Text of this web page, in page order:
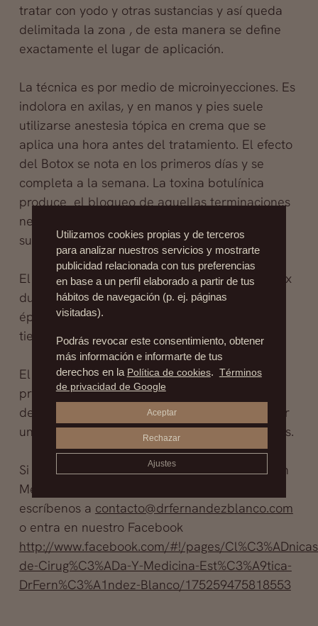
tratar con yodo y otras sustancias y así queda
delimitada la zona , de esta manera se define
exactamente el lugar de aplicación.
La técnica es por medio de microinyecciones. Es
indolora en axilas, y en manos y pies suele
utilizarse anestesia tópica en crema que se
aplica una hora antes del tratamiento. El efecto
del Botox se nota en los primeros días y se
completa a la semana. La toxina botulínica
produce el bloqueo de aquellas terminaciones
nerviosas que producen el exceso de
sudoración.
El tratamiento de hiperhidrosis axilar con Botox
dura entre 4 y 8 meses, por lo que en esa
época hay que repertirlo. Este período de
tiempo depende de cada caso en particular.
El botox es muy eficaz, resuelve un gran
problema a las personas que lo padecen, le
devuelven la seguridad y tranquilidad de tener
una buena imagen, y sin aromas desagradables.
Si deseas consultar con nuestro especialista en
Medicina Estética , el Dr. Vicente Beltrán,
escríbenos a contacto@drfernandezblanco.com
o entra en nuestro Facebook
http://www.facebook.com/#!/pages/
de-Cirug%C3%ADa-Y-Medicina-Est%C3%A9tica-
DrFern%C3%A1ndez-Blanco/175259475818553
Utilizamos cookies propias y de terceros
para analizar nuestros servicios y mostrarte
publicidad relacionada con tus preferencias
en base a un perfil elaborado a partir de tus
hábitos de navegación (p. ej. páginas
visitadas).
Podrás revocar este consentimiento, obtener
más información e informarte de tus
derechos en la Política de cookies. Términos
de privacidad de Google
Aceptar
Rechazar
Ajustes